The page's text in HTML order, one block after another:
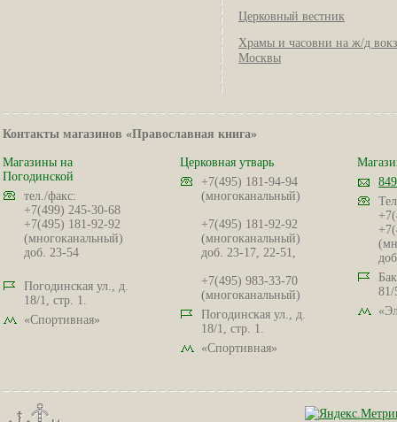
Церковный вестник
Храмы и часовни на ж/д
Москвы
Контакты магазинов «Православная книга»
Магазины на
Погодинской
тел./факс:
+7(499) 245-30-68
+7(495) 181-92-92
(многоканальный)
доб. 23-54
Погодинская ул., д.
18/1, стр. 1.
«Спортивная»
Церковная утварь
+7(495) 181-94-94
(многоканальный)
+7(495) 181-92-92
(многоканальный)
доб. 23-17, 22-51,
+7(495) 983-33-70
(многоканальный)
Погодинская ул., д.
18/1, стр. 1.
«Спортивная»
81/